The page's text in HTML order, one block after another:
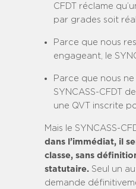
CFDT réclame
par grades soit
Parce que nous
engageant, le
Parce que nous
SYNCASS-CFDT
une QVT inscrite
Mais le SYNCASS-
dans l’immédiat, il
classe, sans
statutaire. Seul un
demande